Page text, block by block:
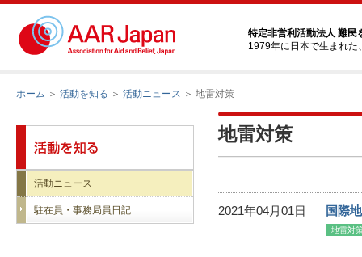
特定非営利活動法人 難民
1979年に日本で生まれた
ホーム ＞ 活動を知る ＞ 活動ニュース ＞ 地雷対策
活動ニュース
駐在員・事務局員日記
地雷対策
2021年04月01日 国際
地雷対